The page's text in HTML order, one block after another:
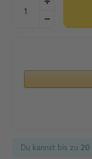
Du kannst bis zu 20